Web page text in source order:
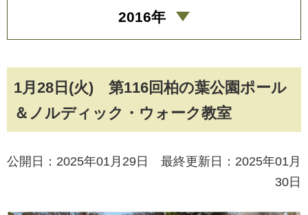
1月28日(火) 第116回柏の葉公園ポール
＆ノルディック・ウォーク教室
公開日：2025年01月29日 最終更新日：2025年01月
30日
2016年